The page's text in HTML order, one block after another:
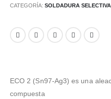
CATEGORÍA: SOLDADURA SELECTIVA
ECO 2 (Sn97-Ag3) es una
compuesta